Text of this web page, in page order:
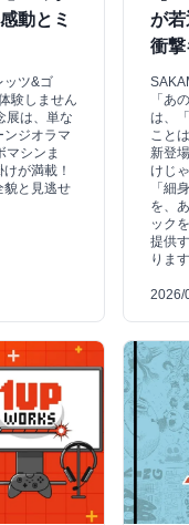
動とミ
ッツ&ゴ
験しません
展は、単な
ンジオラマ
マシンま
が満載！
貌と見逃せ
が
衝撃
「あ
は、
こと
新登
けじ
「細
を、
ック
提供
ります
2026/